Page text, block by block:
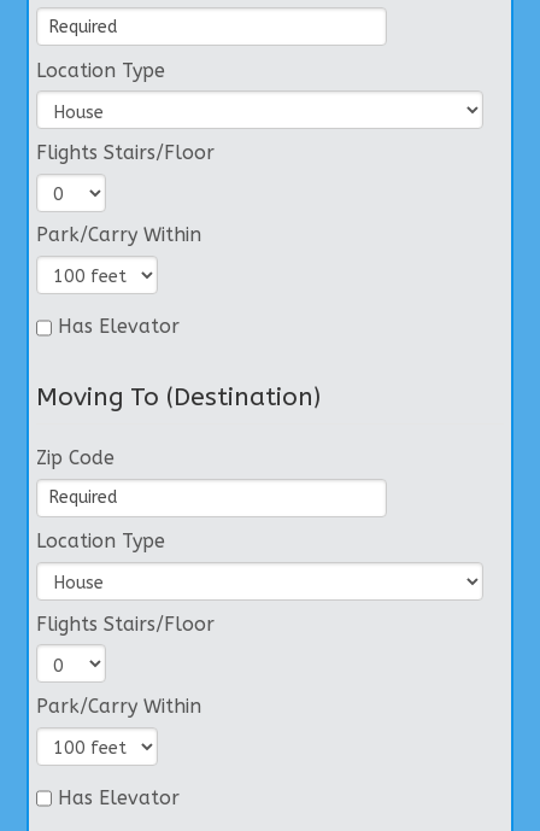
Location Type
Flights Stairs/Floor
Park/Carry Within
Has Elevator
Moving To (Destination)
Zip Code
Location Type
Flights Stairs/Floor
Park/Carry Within
Has Elevator